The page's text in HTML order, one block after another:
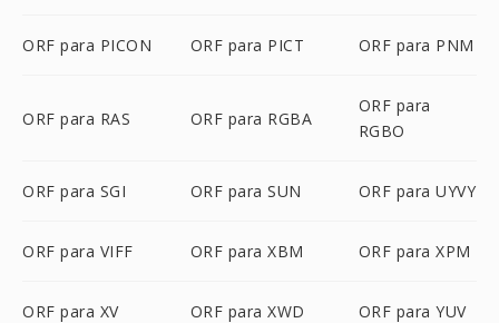
ORF para PICON ORF para PICT ORF para PNM
ORF para RAS ORF para RGBA
ORF para
RGBO
ORF para SGI ORF para SUN ORF para UYVY
ORF para VIFF ORF para XBM ORF para XPM
ORF para XV ORF para XWD ORF para YUV